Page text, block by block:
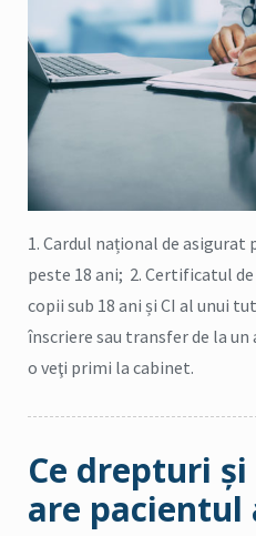
1. Cardul național de
peste 18 ani; 2. Certificatul
copii sub 18 ani și CI al unui
înscriere sau transfer de la
o veţi primi la cabinet.
Ce drepturi
are pacientul